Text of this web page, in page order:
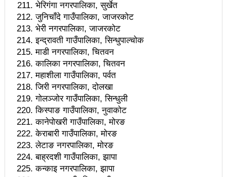
श्रमिकहरूलाई आर्थिक भार थप्ने मन्त्रालयको निर्णय कार्यान्वयन
नगर्नुस्ः प्रधानमन्त्री
हेडक्वाटर वरिपरिकालाई प्रचण्डको सम्बोधन – सरि कमरेडहरु !
प्रधानमन्त्रीका मुख्य सल्लाहकारको राजीनामा स्वीकृत
माओवादीमा बेलकोटगढी ६ को नेतृत्व श्यामबहादुर थिङलाई
तथ्याङ्कले भन्छः स्तनपान गराउने आमाको दर घट्यो
म्यागङमा माओवादीको ४ महिने अभियान सम्पन्न
बालकुमारी घटनामा ७३ जना पक्राउ, दुई जनाको मृत्यु सात
जना घाइते
भेरिगंगा नगरपालिका, सुर्खेत
जुनिचाँदे गाउँपालिका, जाजरकोट
भेरी नगरपालिका, जाजरकोट
इन्द्रावती गाउँपालिका, सिन्धुपाल्चोक
माडी नगरपालिका, चितवन
कालिका नगरपालिका, चितवन
महाशीला गाउँपालिका, पर्वत
जिरी नगरपालिका, दोलखा
गोलञ्जोर गाउँपालिका, सिन्धुली
किस्पाङ गाउँपालिका, नुवाकोट
कानेपोखरी गाउँपालिका, मोरङ
केराबारी गाउँपालिका, मोरङ
लेटाङ नगरपालिका, मोरङ
बाह्रदशी गाउँपालिका, झापा
कन्काइ नगरपालिका, झापा